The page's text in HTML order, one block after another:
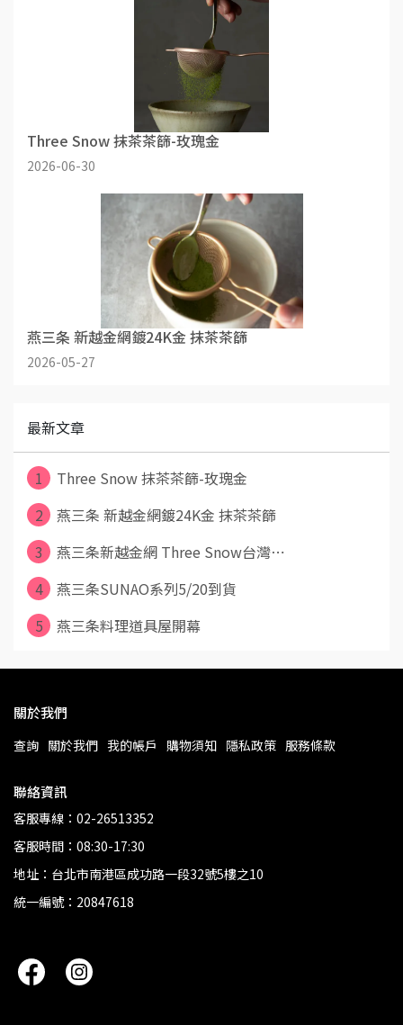
Three Snow 抹茶茶篩-玫瑰金
2026-06-30
燕三条 新越金網鍍24K金 抹茶茶篩
2026-05-27
最新文章
1
Three Snow 抹茶茶篩-玫瑰金
2
燕三条 新越金網鍍24K金 抹茶茶篩
3
燕三条新越金網 Three Snow台灣⋯
4
燕三条SUNAO系列5/20到貨
5
燕三条料理道具屋開幕
關於我們
查詢 關於我們 我的帳戶 購物須知 隱私政策 服務條款
聯絡資訊
客服專線：02-26513352
客服時間：08:30-17:30
地址：台北市南港區成功路一段32號5樓之10
統一編號：20847618